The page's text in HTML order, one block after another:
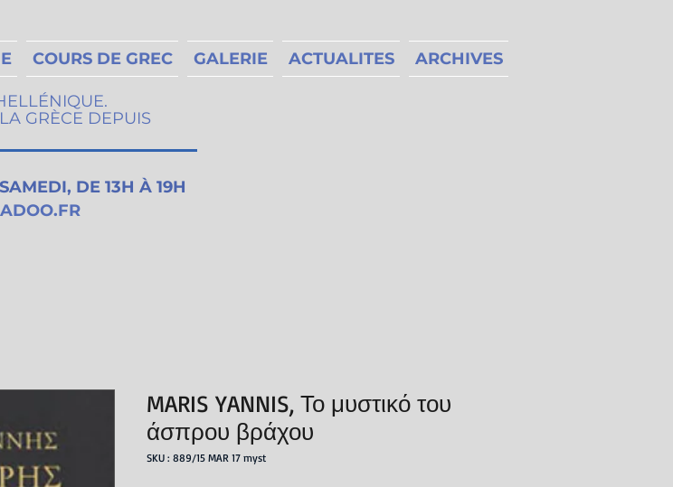
COURS DE GREC GALERIE ACTUALITES ARCHIVES
GRÈCE DEPUIS
DE 13H À 19H
MARIS YANNIS, Το μυστικό του
άσπρου βράχου
SKU : 889/15 MAR 17 myst